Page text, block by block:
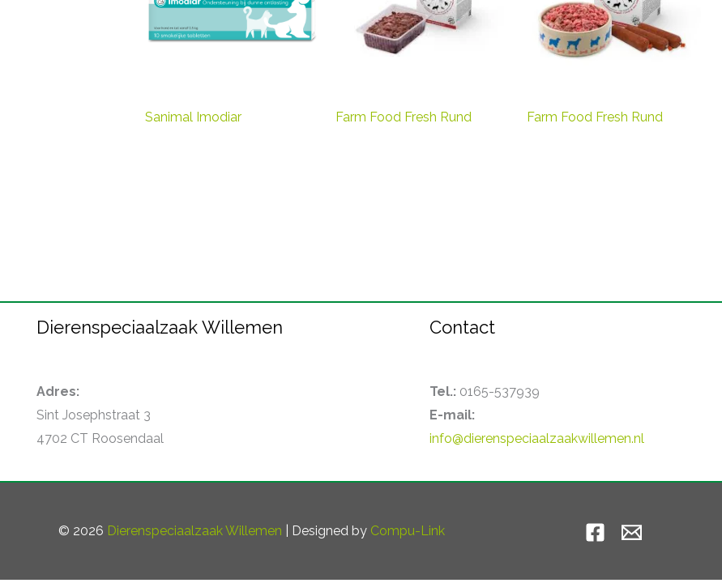
Sanimal Imodiar Farm Food Fresh Rund Farm Food Fresh Rund
Dierenspeciaalzaak Willemen
Adres:
Sint Josephstraat 3
4702 CT Roosendaal
Contact
Tel.:0165-537939
E-mail:
info@dierenspeciaalzaakwillemen.nl
© 2026 Dierenspeciaalzaak Willemen | Designed by Compu-Link